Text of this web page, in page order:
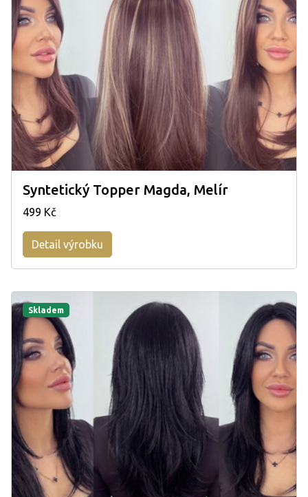
Syntetický Topper Magda, Melír
499 Kč
Detail výrobku
Skladem